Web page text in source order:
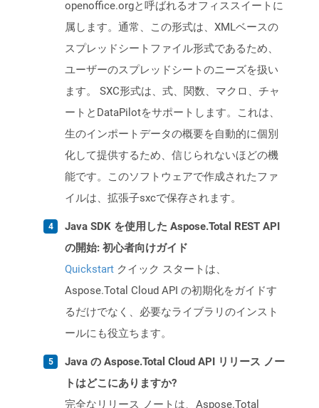
openoffice.orgと呼ばれるオフィススイートに
属します。通常、この形式は、XMLベースの
スプレッドシートファイル形式であるため、
ユーザーのスプレッドシートのニーズを扱い
ます。 SXC形式は、式、関数、マクロ、チャ
ートとDataPilotをサポートします。これは、
生のインポートデータの概要を自動的に個別
化して提供するため、信じられないほどの機
能です。このソフトウェアで作成されたファ
イルは、拡張子sxcで保存されます。
Java SDK を使用した Aspose.Total REST API
の開始: 初心者向けガイド
Quickstart クイック スタートは、
Aspose.Total Cloud API の初期化をガイドす
るだけでなく、必要なライブラリのインスト
ールにも役立ちます。
Java の Aspose.Total Cloud API リリース ノー
トはどこにありますか?
完全なリリース ノートは、Aspose.Total